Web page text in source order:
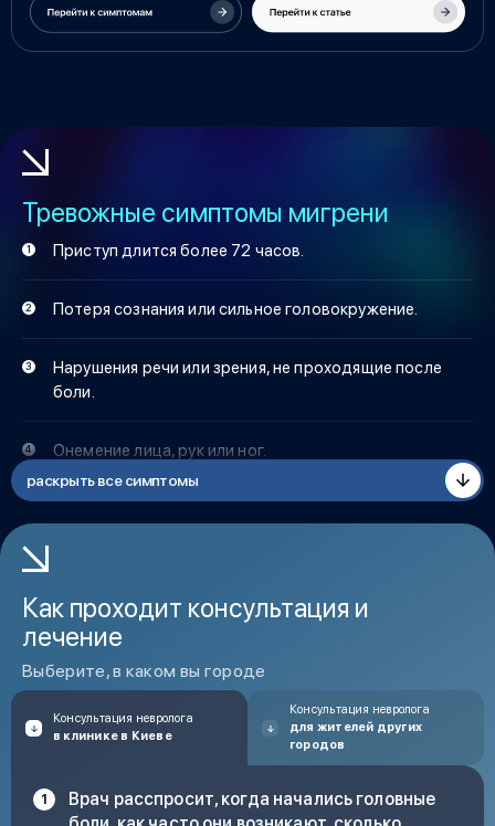
Тревожные симптомы мигрени
Приступ длится более 72 часов.
Потеря сознания или сильное головокружение.
Нарушения речи или зрения, не проходящие после
боли.
Онемение лица, рук или ног.
раскрыть все симптомы
Как проходит консультация и
лечение
Выберите, в каком вы городе
Консультация невролога
в клинике в Киеве
Консультация невролога
для жителей других
городов
Врач расспросит, когда начались головные